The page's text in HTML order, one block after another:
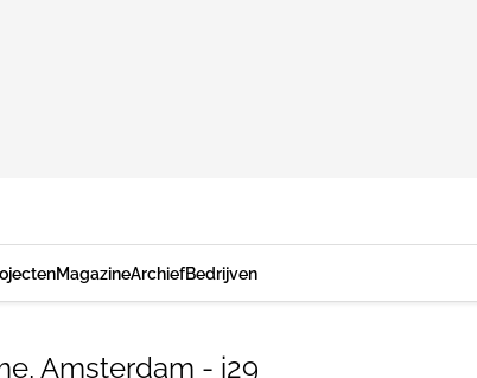
MagazineArchiefBedrijven
Amsterdam - i29